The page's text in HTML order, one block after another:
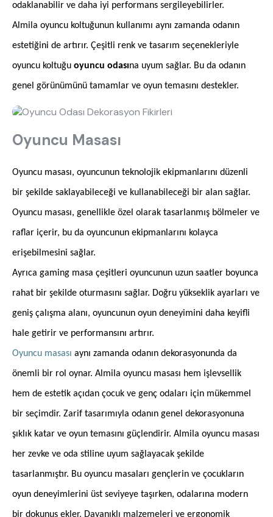
odaklanabilir ve daha iyi performans sergileyebilirler.
Almila oyuncu koltuğunun kullanımı aynı zamanda odanın
estetiğini de artırır. Çeşitli renk ve tasarım seçenekleriyle
oyuncu koltuğu oyuncu odasına uyum sağlar. Bu da odanın
genel görünümünü tamamlar ve oyun temasını destekler.
Oyuncu Masası
Oyuncu masası, oyuncunun teknolojik ekipmanlarını düzenli
bir şekilde saklayabileceği ve kullanabileceği bir alan sağlar.
Oyuncu masası, genellikle özel olarak tasarlanmış bölmeler ve
raflar içerir, bu da oyuncunun ekipmanlarını kolayca
erişebilmesini sağlar.
Ayrıca gaming masa çeşitleri oyuncunun uzun saatler boyunca
rahat bir şekilde oturmasını sağlar. Doğru yükseklik ayarları ve
geniş çalışma alanı, oyuncunun oyun deneyimini daha keyifli
hale getirir ve performansını artırır.
Oyuncu masası aynı zamanda odanın dekorasyonunda da
önemli bir rol oynar. Almila oyuncu masası hem işlevsellik
hem de estetik açıdan çocuk ve genç odaları için mükemmel
bir seçimdir. Zarif tasarımıyla odanın genel dekorasyonuna
şıklık katar ve oyun temasını güçlendirir. Almila oyuncu masası
her zevke ve oda stiline uyum sağlayacak şekilde
tasarlanmıştır. Bu oyuncu masaları gençlerin ve çocukların
oyun deneyimlerini üst seviyeye taşırken, odalarına modern
bir dokunuş ekler. Dayanıklı malzemeleri ve ergonomik